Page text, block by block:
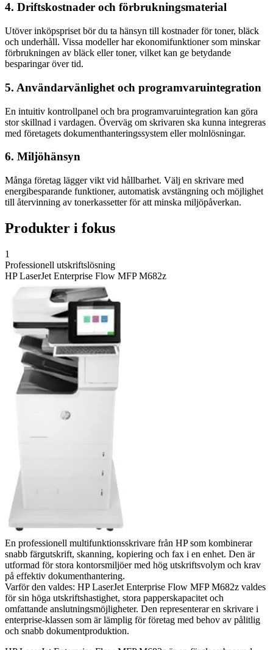
4. Driftskostnader och förbrukningsmaterial
Utöver inköpspriset bör du ta hänsyn till kostnader för toner, bläck
och underhåll. Vissa modeller har ekonomifunktioner som minskar
förbrukningen av bläck eller toner, vilket kan ge betydande
besparingar över tid.
5. Användarvänlighet och programvaruintegration
En intuitiv kontrollpanel och bra programvaruintegration kan göra
stor skillnad i vardagen. Överväg om skrivaren ska kunna integreras
med företagets dokumenthanteringssystem eller molnlösningar.
6. Miljöhänsyn
Många företag lägger vikt vid hållbarhet. Välj en skrivare med
energibesparande funktioner, automatisk avstängning och möjlighet
till återvinning av tonerkassetter för att minska miljöpåverkan.
Produkter i fokus
1
Professionell utskriftslösning
HP LaserJet Enterprise Flow MFP M682z
En professionell multifunktionsskrivare från HP som kombinerar
snabb färgutskrift, skanning, kopiering och fax i en enhet. Den är
utformad för stora kontorsmiljöer med hög utskriftsvolym och krav
på effektiv dokumenthantering.
Varför den valdes: HP LaserJet Enterprise Flow MFP M682z valdes
för sin höga utskriftshastighet, stora papperskapacitet och
omfattande anslutningsmöjligheter. Den representerar en skrivare i
enterprise-klassen som är lämplig för företag med behov av pålitlig
och snabb dokumentproduktion.